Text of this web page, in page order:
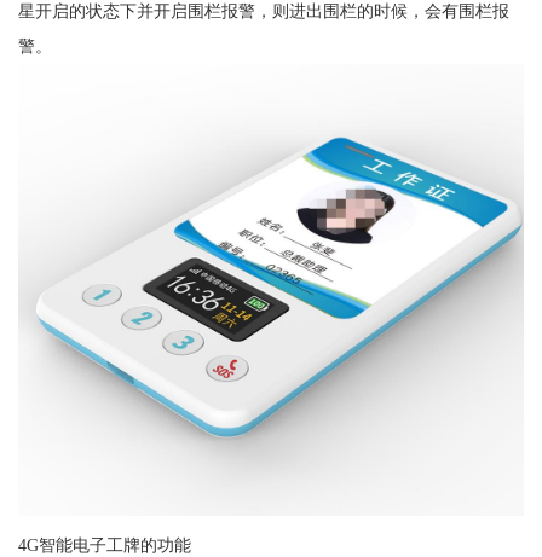
星开启的状态下并开启围栏报警，则进出围栏的时候，会有围栏报
警。
4G智能电子工牌的功能